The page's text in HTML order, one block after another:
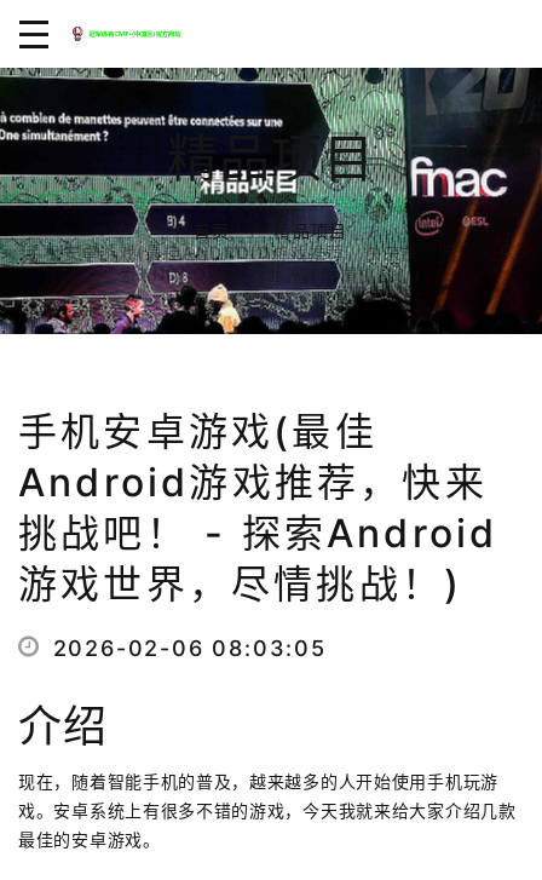
精品项目
首页
精品项目
手机安卓游戏(最佳ANDROID游戏推荐，快来挑战吧！ - 探
索ANDROID游戏世界，尽情挑战！)
手机安卓游戏(最佳
Android游戏推荐，快来
挑战吧！ - 探索Android
游戏世界，尽情挑战！)
2026-02-06 08:03:05
介绍
现在，随着智能手机的普及，越来越多的人开始使用手机玩游
戏。安卓系统上有很多不错的游戏，今天我就来给大家介绍几款
最佳的安卓游戏。